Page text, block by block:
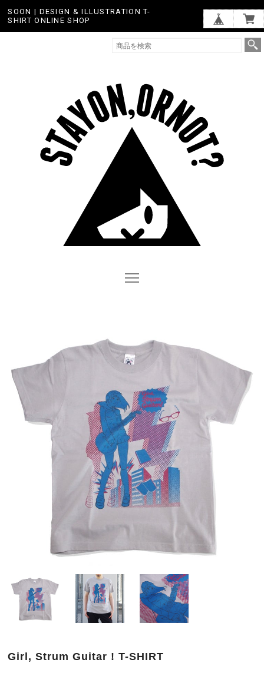
SOON | DESIGN & ILLUSTRATION T-
SHIRT ONLINE SHOP
Girl, Strum Guitar ! T-SHIRT